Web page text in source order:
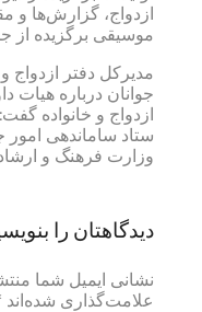
ازدواج، گزارش‌ها و
موسیقی برگزیده از
مدیرکل دفتر ازدواج
جوانان درباره هیات
ستاد ساماندهی امور
وزارت فرهنگ و
دیدگاهتان را
نشانی ایمیل شما
علامت‌گذاری شده‌اند